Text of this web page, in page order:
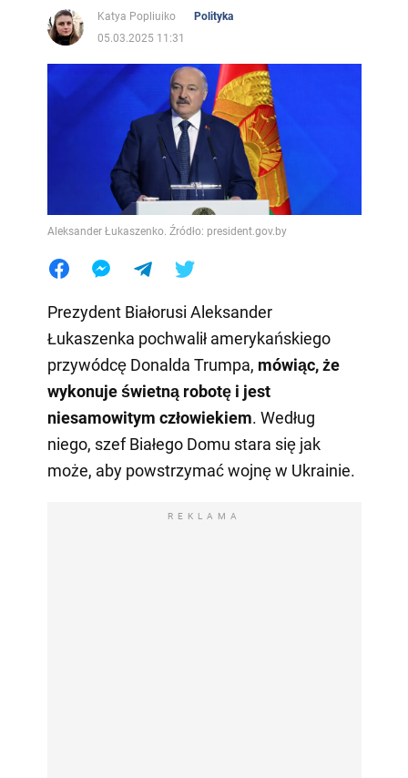
Katya Popliuiko
Polityka
05.03.2025 11:31
Aleksander Łukaszenko. Źródło: president.gov.by
Prezydent Białorusi Aleksander
Łukaszenka pochwalił amerykańskiego
przywódcę Donalda Trumpa, mówiąc, że
wykonuje świetną robotę i jest
niesamowitym człowiekiem. Według
niego, szef Białego Domu stara się jak
może, aby powstrzymać wojnę w Ukrainie.
REKLAMA